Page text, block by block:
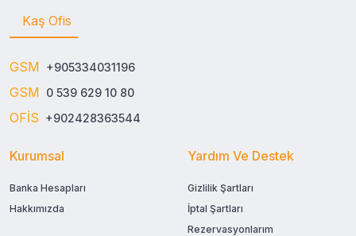
Kurumsal
Banka Hesapları
Hakkımızda
Yardım Ve Destek
Gizlilik Şartları
İptal Şartları
Rezervasyonlarım
Kaş Ofis
+905334031196
GSM
0 539 629 10 80
GSM
+902428363544
OFİS